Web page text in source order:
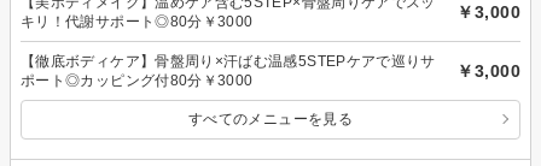
キリ！代謝サポート◎80分￥3000
￥3,000
【徹底ボディケア】骨盤周り×汗ばむ温感5STEPケアで巡りサ
ポート◎カッピング付80分￥3000
￥3,000
すべてのメニューを見る